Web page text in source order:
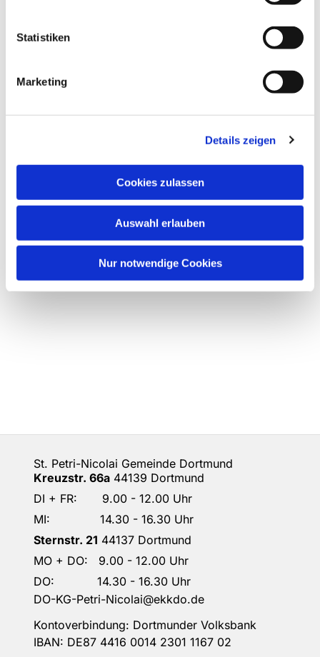
Statistiken
Marketing
Details zeigen
Cookies zulassen
Auswahl erlauben
Nur notwendige Cookies
St. Petri-Nicolai Gemeinde Dortmund
Kreuzstr. 66a 44139 Dortmund
DI + FR: 9.00 - 12.00 Uhr
MI: 14.30 - 16.30 Uhr
Sternstr. 21 44137 Dortmund
MO + DO: 9.00 - 12.00 Uhr
DO: 14.30 - 16.30 Uhr
DO-KG-Petri-Nicolai@ekkdo.de
Kontoverbindung: Dortmunder Volksbank
IBAN: DE87 4416 0014 2301 1167 02